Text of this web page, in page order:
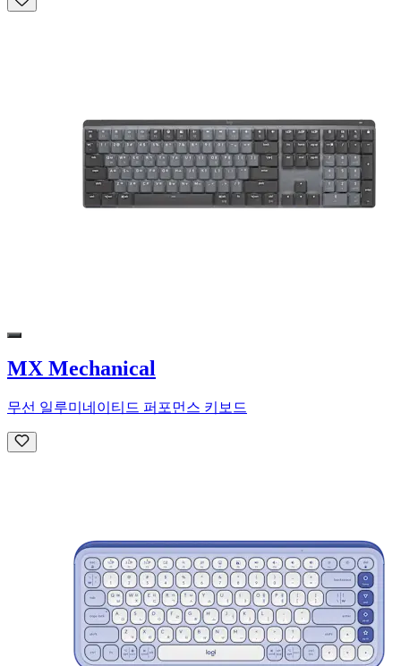
MX Mechanical
무선 일루미네이티드 퍼포먼스 키보드